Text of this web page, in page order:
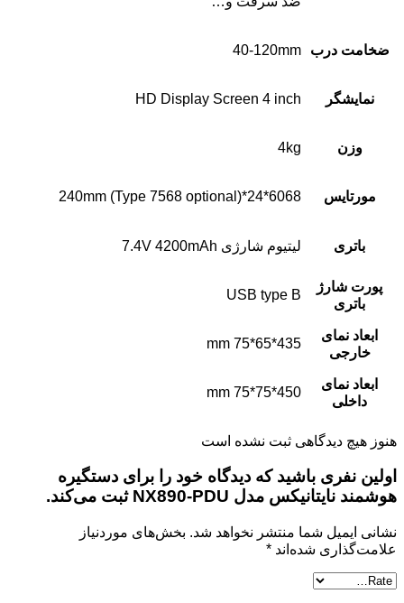
ضخامت درب 40-120mm
نمایشگر HD Display Screen 4 inch
وزن 4kg
مورتایس 6068*24*240mm (Type 7568 optional)
باتری لیتیوم شارژی 7.4V 4200mAh
پورت شارژ
باتری
USB type B
ابعاد نمای
خارجی
435*65*75 mm
ابعاد نمای
داخلی
450*75*75 mm
هنوز هیچ دیدگاهی ثبت نشده است
اولین نفری باشید که دیدگاه خود را برای دستگیره
هوشمند نایتانیکس مدل NX890-PDU ثبت می‌کند.
نشانی ایمیل شما منتشر نخواهد شد. بخش‌های موردنیاز
علامت‌گذاری شده‌اند *